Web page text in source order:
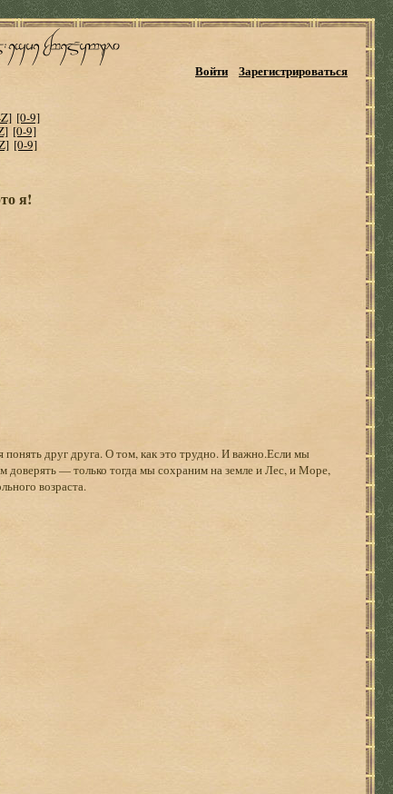
Войти Зарегистрироваться
[0-9]
[0-9]
[0-9]
я!
друг друга. О том, как это трудно. И важно.Если мы
— только тогда мы сохраним на земле и Лес, и Море,
возраста.